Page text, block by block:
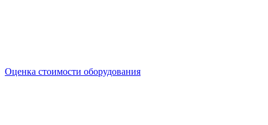
Оценка стоимости оборудования